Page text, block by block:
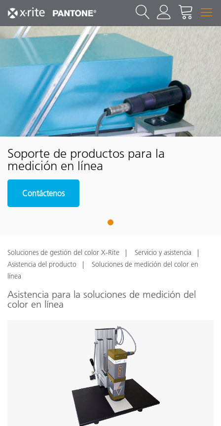
Soporte de productos para la
medición en línea
Contáctenos
1
Soluciones de gestión del color X-Rite
Servicio y asistencia
Asistencia del producto
Soluciones de medición del color en
línea
Asistencia para la soluciones de medición del
color en línea